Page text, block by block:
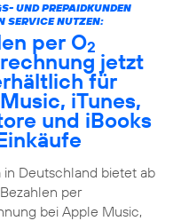
UND PREPAIDKUNDEN
SERVICE NUTZEN:
per O2
jetzt
für
iTunes,
und iBooks
in Deutschland bietet ab
per
bei Apple Music,